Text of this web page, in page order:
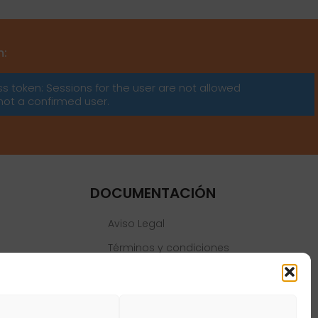
token: Sessions for the user are not allowed
a confirmed user.
DOCUMENTACIÓN
Aviso Legal
Términos y condiciones